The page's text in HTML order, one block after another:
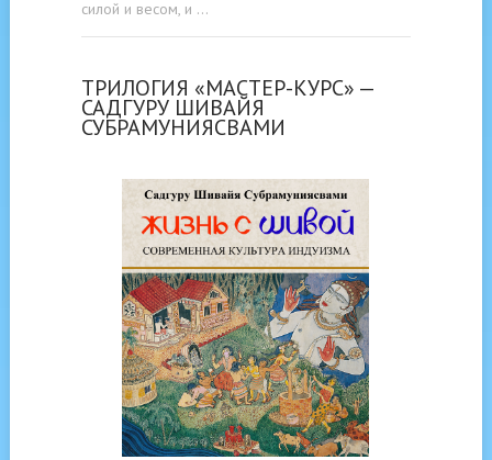
силой и весом, и …
ТРИЛОГИЯ «МАСТЕР-КУРС» —
САДГУРУ ШИВАЙЯ
СУБРАМУНИЯСВАМИ